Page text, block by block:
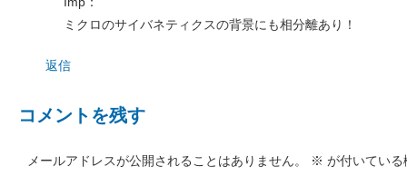
ミクロのサイバネティクスの背景にも相分離あり！
返信
コメントを残す
メールアドレスが公開されることはありません。 ※ が付いてい